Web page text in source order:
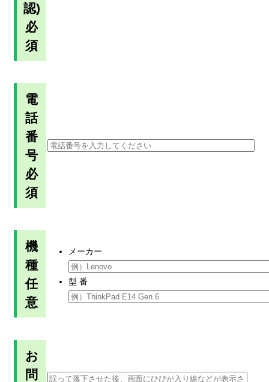
認)
必
須
電
話
番
号
必
須
機
種
任
意
メーカー
型 番
お
問